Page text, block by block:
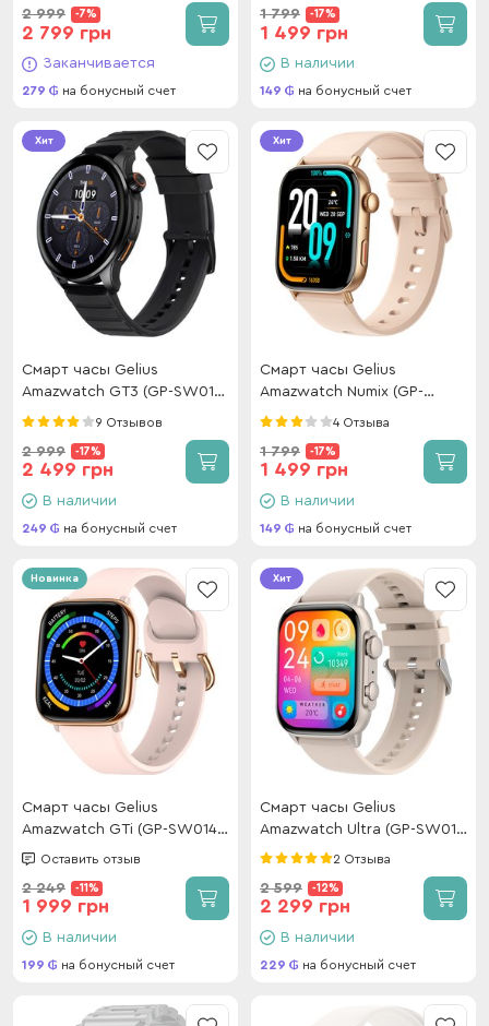
2 999 -7%
2 799 грн
Заканчивается
279 на бонусный счет
1 799 -17%
1 499 грн
В наличии
149 на бонусный счет
Хит
Смарт часы Gelius
Amazwatch GT3 (GP-SW010)
(Incredible series) Black
9 Отзывов
2 999 -17%
2 499 грн
В наличии
249 на бонусный счет
Хит
Смарт часы Gelius
Amazwatch Numix (GP-
SW009) Gold
4 Отзыва
1 799 -17%
1 499 грн
В наличии
149 на бонусный счет
Новинка
Смарт часы Gelius
Amazwatch GTi (GP-SW014)
Gold Rose
Оставить отзыв
2 249 -11%
1 999 грн
В наличии
199 на бонусный счет
Хит
Смарт часы Gelius
Amazwatch Ultra (GP-SW011)
Titan
2 Отзыва
2 599 -12%
2 299 грн
В наличии
229 на бонусный счет